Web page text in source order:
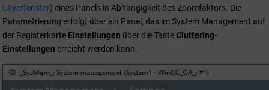
Layerfenster) eines Panels in Abhängigkeit des Zoomfaktors. Die
Parametrierung erfolgt über ein Panel, das im System Management auf
der Registerkarte Einstellungen über die TasteCluttering-
Einstellungen erreicht werden kann.